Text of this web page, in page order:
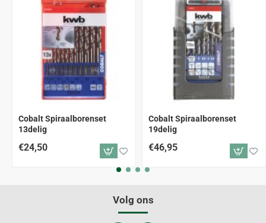
Cobalt Spiraalborenset
13delig
€24,50
Cobalt Spiraalborenset
19delig
€46,95
Volg ons